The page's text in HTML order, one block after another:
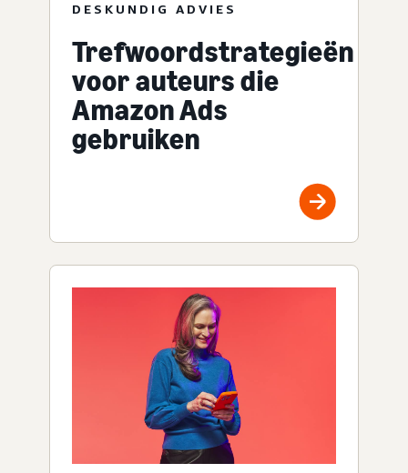
DESKUNDIG ADVIES
Trefwoordstrategieën
voor auteurs die
Amazon Ads
gebruiken